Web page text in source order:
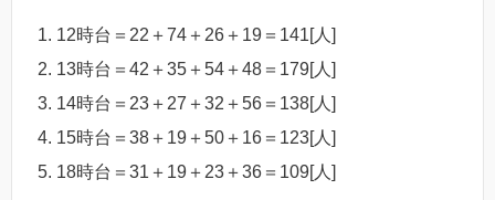
12時台＝22＋74＋26＋19＝141[人]
13時台＝42＋35＋54＋48＝179[人]
14時台＝23＋27＋32＋56＝138[人]
15時台＝38＋19＋50＋16＝123[人]
18時台＝31＋19＋23＋36＝109[人]